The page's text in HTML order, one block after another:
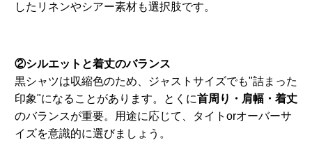
したリネンやシアー素材も選択肢です。
②シルエットと着丈のバランス
黒シャツは収縮色のため、ジャストサイズでも"詰まった
印象"になることがあります。とくに首周り・肩幅・着丈
のバランスが重要。用途に応じて、タイトorオーバーサ
イズを意識的に選びましょう。